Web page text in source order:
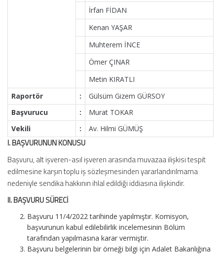
İrfan FİDAN
Kenan YAŞAR
Muhterem İNCE
Ömer ÇINAR
Metin KIRATLI
Raportör
:
Gülsüm Gizem GÜRSOY
Başvurucu
:
Murat TOKAR
Vekili
: Av. Hilmi GÜMÜŞ
I. BAŞVURUNUN KONUSU
Başvuru, alt işveren-asıl işveren arasında muvazaa ilişkisi tespit
edilmesine karşın toplu iş sözleşmesinden yararlandırılmama
nedeniyle sendika hakkının ihlal edildiği iddiasına ilişkindir.
II. BAŞVURU SÜRECİ
Başvuru 11/4/2022 tarihinde yapılmıştır. Komisyon,
başvurunun kabul edilebilirlik incelemesinin Bölüm
tarafından yapılmasına karar vermiştir.
Başvuru belgelerinin bir örneği bilgi için Adalet Bakanlığına